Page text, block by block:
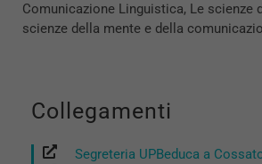
Comunicazione Linguistica, Le scienze
scienze della mente e della
Collegamenti
Segreteria UPBeduca a